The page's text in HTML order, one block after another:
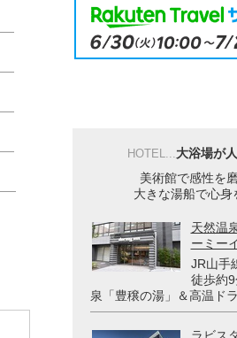
HOTEL...大浴場が
美術館で感性を
大きな湯船で心身
天然温
ーミー
JR山手
徒歩約
泉「豊穣の湯」＆高温ド